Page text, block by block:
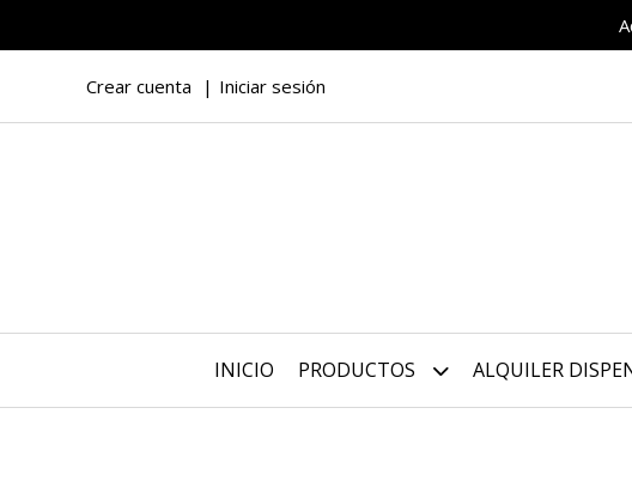
Crear cuenta Iniciar sesión
INICIO PRODUCTOS ALQUILER